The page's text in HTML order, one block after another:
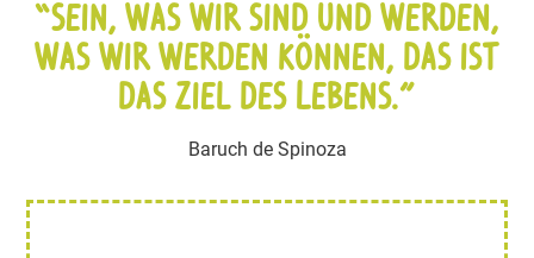
“Sein, was wir sind und werden,
was wir werden können, das ist
das Ziel des Lebens.”
Baruch de Spinoza